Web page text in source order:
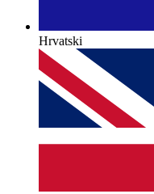
Hrvatski